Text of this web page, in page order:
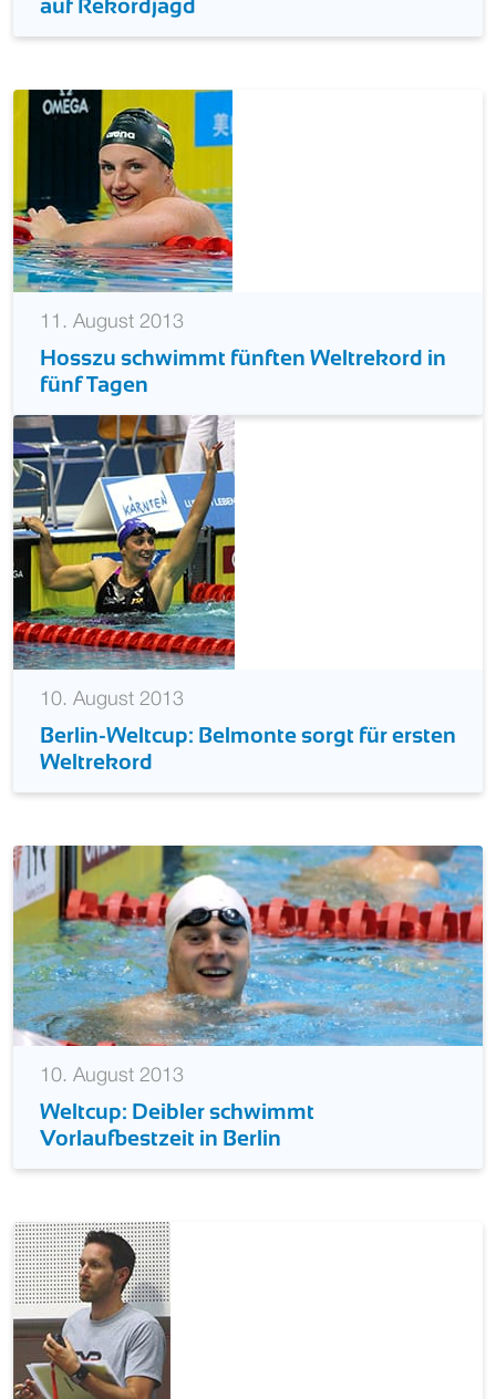
auf Rekordjagd
11. August 2013
Hosszu schwimmt fünften Weltrekord in
fünf Tagen
10. August 2013
Berlin-Weltcup: Belmonte sorgt für ersten
Weltrekord
10. August 2013
Weltcup: Deibler schwimmt
Vorlaufbestzeit in Berlin